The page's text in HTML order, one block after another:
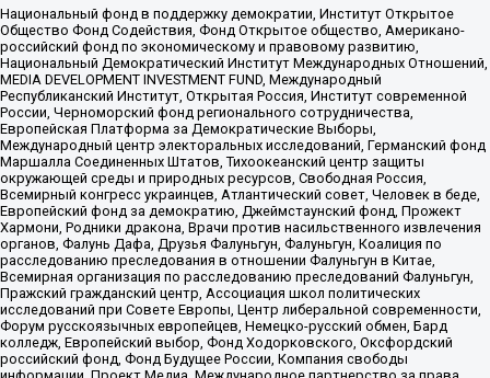
Национальный фонд в поддержку демократии, Институт Открытое
Общество Фонд Содействия, Фонд Открытое общество, Американо-
российский фонд по экономическому и правовому развитию,
Национальный Демократический Институт Международных Отношений,
MEDIA DEVELOPMENT INVESTMENT FUND, Международный
Республиканский Институт, Открытая Россия, Институт современной
России, Черноморский фонд регионального сотрудничества,
Европейская Платформа за Демократические Выборы,
Международный центр электоральных исследований, Германский фонд
Маршалла Соединенных Штатов, Тихоокеанский центр защиты
окружающей среды и природных ресурсов, Свободная Россия,
Всемирный конгресс украинцев, Атлантический совет, Человек в беде,
Европейский фонд за демократию, Джеймстаунский фонд, Прожект
Хармони, Родники дракона, Врачи против насильственного извлечения
органов, Фалунь Дафа, Друзья Фалуньгун, Фалуньгун, Коалиция по
расследованию преследования в отношении Фалуньгун в Китае,
Всемирная организация по расследованию преследований Фалуньгун,
Пражский гражданский центр, Ассоциация школ политических
исследований при Совете Европы, Центр либеральной современности,
Форум русскоязычных европейцев, Немецко-русский обмен, Бард
колледж, Европейский выбор, Фонд Ходорковского, Оксфордский
российский фонд, Фонд Будущее России, Компания свободы